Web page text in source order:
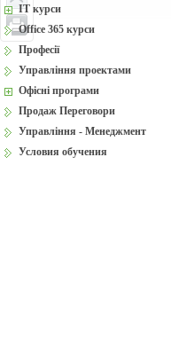
IT курси
Office 365 курси
Професії
Управління проектами
Офісні програми
Продаж Переговори
Управління - Менеджмент
Условия обучения